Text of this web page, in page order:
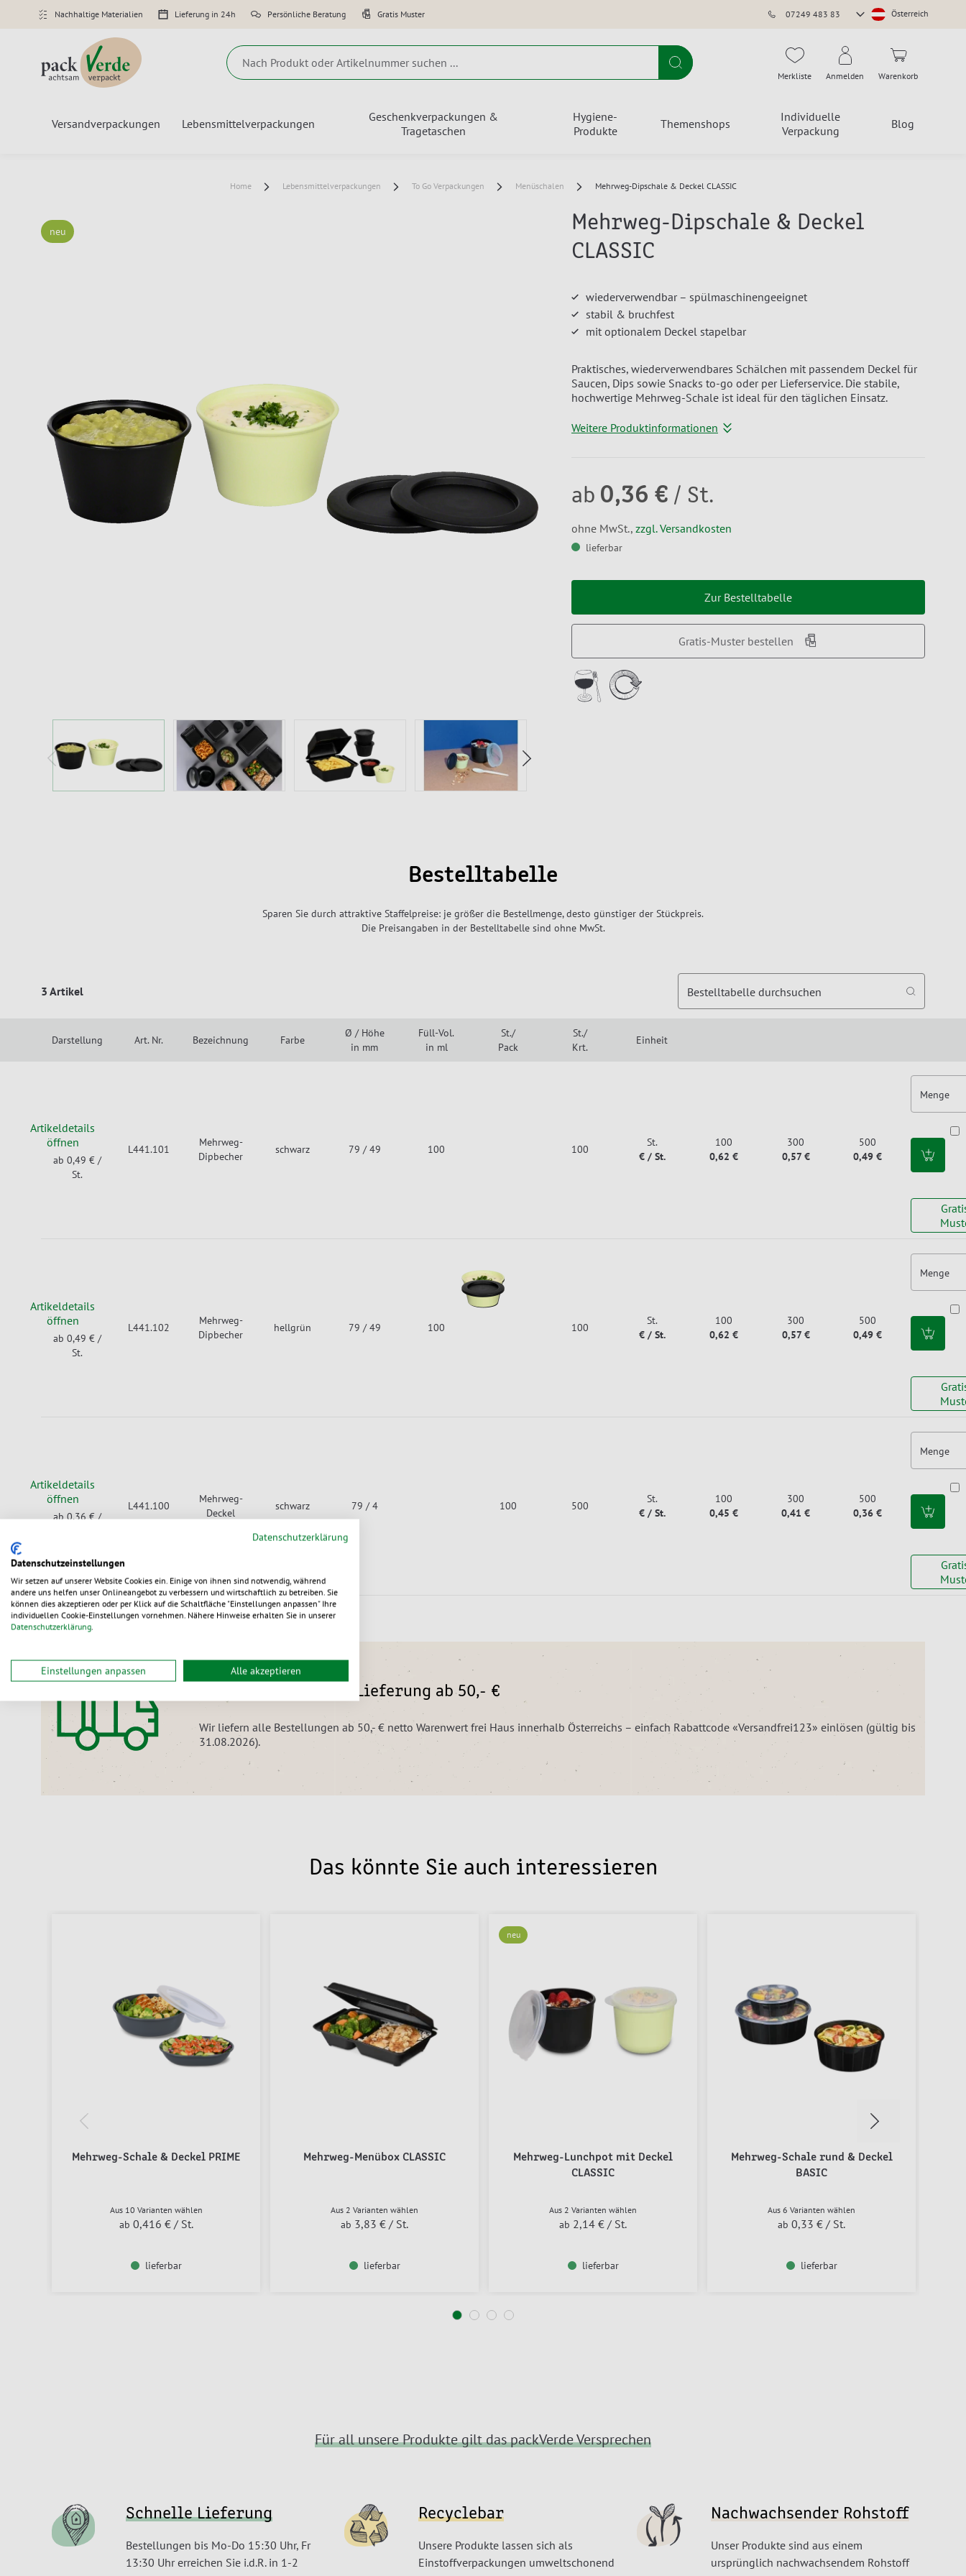
Nachhaltige Materialien Lieferung in 24h Persönliche Beratung Gratis Muster 07249 483 83
Store
Österreich
Suche Merkliste Anmelden Warenkorb
Versandverpackungen Lebensmittelverpackungen
Geschenkverpackungen &
Tragetaschen
Hygiene-
Produkte
Themenshops
Individuelle
Verpackung
Blog
Home Lebensmittelverpackungen To Go Verpackungen Menüschalen Mehrweg-Dipschale & Deckel CLASSIC
neu
Mehrweg-Dipschale & Deckel
CLASSIC
wiederverwendbar – spülmaschinengeeignet
stabil & bruchfest
mit optionalem Deckel stapelbar
Praktisches, wiederverwendbares Schälchen mit passendem Deckel für
Saucen, Dips sowie Snacks to-go oder per Lieferservice. Die stabile,
hochwertige Mehrweg-Schale ist ideal für den täglichen Einsatz.
Weitere Produktinformationen
ab 0,36 € / St.
ohne MwSt., zzgl. Versandkosten
lieferbar
Zur Bestelltabelle
Gratis-Muster bestellen
Bestelltabelle
Sparen Sie durch attraktive Staffelpreise: je größer die Bestellmenge, desto günstiger der Stückpreis.
Die Preisangaben in der Bestelltabelle sind ohne MwSt.
3 Artikel Bestelltabelle durchsuchen
Darstellung Art. Nr. Bezeichnung Farbe
Ø / Höhe
in mm
Füll-Vol.
in ml
St./
Pack
St./
Krt.
Einheit
Artikeldetails
öffnen
ab 0,49 € /
St.
L441.101
Mehrweg-
Dipbecher
schwarz 79 / 49 100 100
St.
€ / St.
100
0,62 €
300
0,57 €
500
0,49 €
Menge
Artikeldetails
öffnen
ab 0,49 € /
St.
L441.102
Mehrweg-
Dipbecher
hellgrün 79 / 49 100 100
St.
€ / St.
100
0,62 €
300
0,57 €
500
0,49 €
Menge
Artikeldetails
öffnen
ab 0,36 €/
L441.100
Mehrweg-
Deckel
schwarz 79 / 4 100 500
St.
€ / St.
100
0,45 €
300
0,41 €
500
0,36 €
Menge
Nur noch für kurze Zeit:
Versandkostenfreie Lieferung ab 50,- €
Wir liefern alle Bestellungen ab 50,- € netto Warenwert frei Haus innerhalb Österreichs – einfach Rabattcode «Versandfrei123» einlösen (gültig bis
31.08.2026).
Das könnte Sie auch interessieren
Mehrweg-Schale & Deckel PRIME
Aus 10 Varianten wählen
ab 0,416 € / St.
lieferbar
Mehrweg-Menübox CLASSIC
Aus 2 Varianten wählen
ab 3,83 € / St.
lieferbar
neu
Mehrweg-Lunchpot mit Deckel
CLASSIC
Aus 2 Varianten wählen
ab 2,14 € / St.
lieferbar
Mehrweg-Schale rund & Deckel
BASIC
Aus 6 Varianten wählen
ab 0,33 € / St.
lieferbar
Für all unsere Produkte gilt das packVerde Versprechen
Schnelle Lieferung
Bestellungen bis Mo-Do 15:30 Uhr, Fr
13:30 Uhr erreichen Sie i.d.R. in 1-2
Recyclebar
Unsere Produkte lassen sich als
Einstoffverpackungen umweltschonend
Nachwachsender Rohstoff
Unser Produkte sind aus einem
ursprünglich nachwachsendem Rohstoff
Datenschutzerklärung
Datenschutzeinstellungen
Wir setzen auf unserer Website Cookies ein. Einige von ihnen sind notwendig, während
andere uns helfen unser Onlineangebot zu verbessern und wirtschaftlich zu betreiben. Sie
können dies akzeptieren oder per Klick auf die Schaltfläche "Einstellungen anpassen" Ihre
individuellen Cookie-Einstellungen vornehmen. Nähere Hinweise erhalten Sie in unserer
Datenschutzerklärung.
Einstellungen anpassen Alle akzeptieren